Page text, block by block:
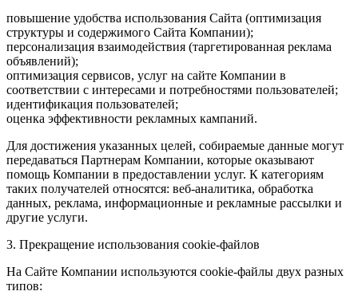
повышение удобства использования Сайта (оптимизация
структуры и содержимого Сайта Компании);
персонализация взаимодействия (таргетированная реклама
объявлений);
оптимизация сервисов, услуг на сайте Компании в
соответствии с интересами и потребностями пользователей;
идентификация пользователей;
оценка эффективности рекламных кампаний.
Для достижения указанных целей, собираемые данные могут
передаваться Партнерам Компании, которые оказывают
помощь Компании в предоставлении услуг. К категориям
таких получателей относятся: веб-аналитика, обработка
данных, реклама, информационные и рекламные рассылки и
другие услуги.
3. Прекращение использования cookie-файлов
На Сайте Компании используются cookie-файлы двух разных
типов: